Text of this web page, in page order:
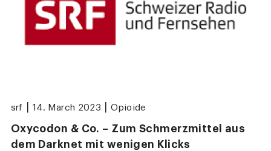
srf 14. March 2023 Opioide
Oxycodon & Co. – Zum Schmerzmittel aus
dem Darknet mit wenigen Klicks